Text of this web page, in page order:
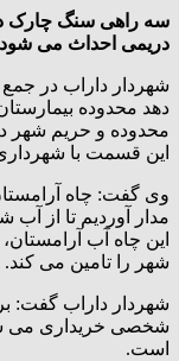
سه راهی سنگ چارک
دریمی احداث می شود/
شهردار داراب در
دهد محدوده
محدوده و حریم شهر
این قسمت با
وی گفت: چاه آرامستان
مدار آوردیم تا از
این چاه آب
شهر را تامین می کند.
شهردار داراب گفت:
شخصی خریداری می
است.